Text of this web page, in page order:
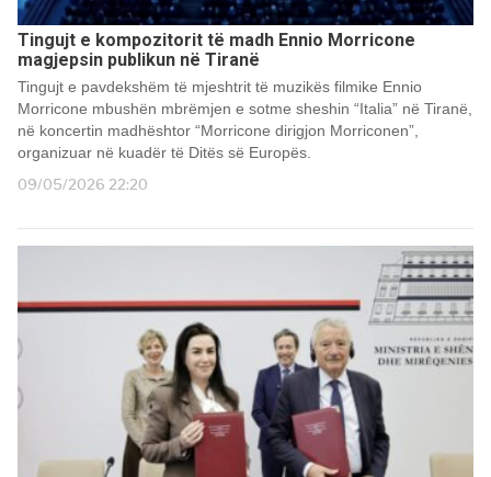
Tingujt e kompozitorit të madh Ennio Morricone
magjepsin publikun në Tiranë
Tingujt e pavdekshëm të mjeshtrit të muzikës filmike Ennio
Morricone mbushën mbrëmjen e sotme sheshin “Italia” në Tiranë,
në koncertin madhështor “Morricone dirigjon Morriconen”,
organizuar në kuadër të Ditës së Europës.
09/05/2026 22:20